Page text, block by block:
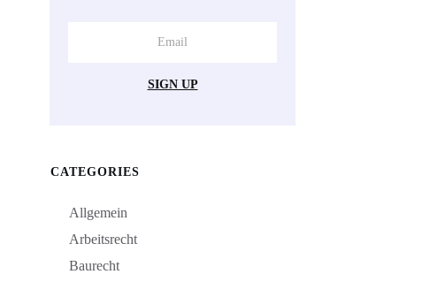
SIGN UP
CATEGORIES
Allgemein
Arbeitsrecht
Baurecht